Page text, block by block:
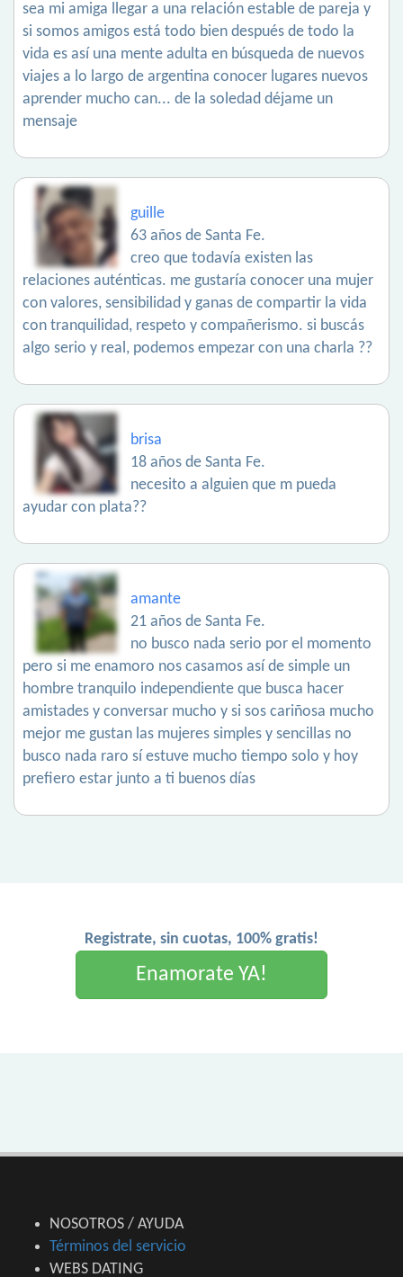
sea mi amiga llegar a una relación estable de pareja y
si somos amigos está todo bien después de todo la
vida es así una mente adulta en búsqueda de nuevos
viajes a lo largo de argentina conocer lugares nuevos
aprender mucho can... de la soledad déjame un
mensaje
guille
63 años de Santa Fe.
creo que todavía existen las
relaciones auténticas. me gustaría conocer una mujer
con valores, sensibilidad y ganas de compartir la vida
con tranquilidad, respeto y compañerismo. si buscás
algo serio y real, podemos empezar con una charla ??
brisa
18 años de Santa Fe.
necesito a alguien que m pueda
ayudar con plata??
amante
21 años de Santa Fe.
no busco nada serio por el momento
pero si me enamoro nos casamos así de simple un
hombre tranquilo independiente que busca hacer
amistades y conversar mucho y si sos cariñosa mucho
mejor me gustan las mujeres simples y sencillas no
busco nada raro sí estuve mucho tiempo solo y hoy
prefiero estar junto a ti buenos días
Registrate, sin cuotas, 100% gratis!
Enamorate YA!
NOSOTROS / AYUDA
Términos del servicio
WEBS DATING